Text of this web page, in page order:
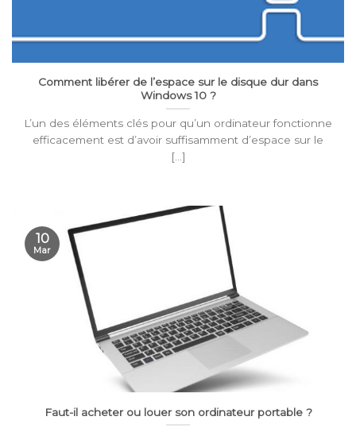
Comment libérer de l’espace sur le disque dur dans
Windows 10 ?
L’un des éléments clés pour qu’un ordinateur fonctionne
efficacement est d’avoir suffisamment d’espace sur le
[...]
Faut-il acheter ou louer son ordinateur portable ?
10
Mar